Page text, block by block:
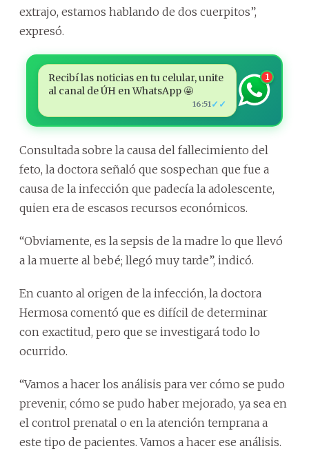
extrajo, estamos hablando de dos cuerpitos”,
expresó.
Recibí las noticias en tu celular, unite
al canal de ÚH en WhatsApp 🤩
16:51 ✓✓
1
Consultada sobre la causa del fallecimiento del
feto, la doctora señaló que sospechan que fue a
causa de la infección que padecía la adolescente,
quien era de escasos recursos económicos.
“Obviamente, es la sepsis de la madre lo que llevó
a la muerte al bebé; llegó muy tarde”, indicó.
En cuanto al origen de la infección, la doctora
Hermosa comentó que es difícil de determinar
con exactitud, pero que se investigará todo lo
ocurrido.
“Vamos a hacer los análisis para ver cómo se pudo
prevenir, cómo se pudo haber mejorado, ya sea en
el control prenatal o en la atención temprana a
este tipo de pacientes. Vamos a hacer ese análisis.